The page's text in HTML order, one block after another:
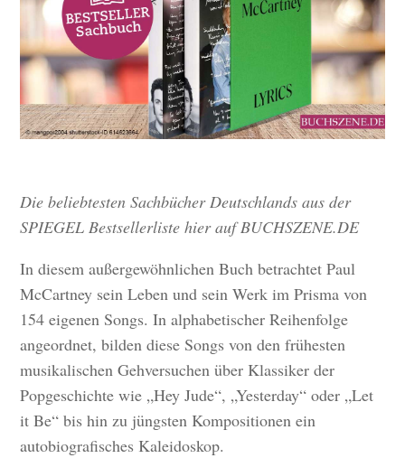
Die beliebtesten Sachbücher Deutschlands aus der
SPIEGEL Bestsellerliste hier auf BUCHSZENE.DE
In diesem außergewöhnlichen Buch betrachtet Paul
McCartney sein Leben und sein Werk im Prisma von
154 eigenen Songs. In alphabetischer Reihenfolge
angeordnet, bilden diese Songs von den frühesten
musikalischen Gehversuchen über Klassiker der
Popgeschichte wie „Hey Jude“, „Yesterday“ oder „Let
it Be“ bis hin zu jüngsten Kompositionen ein
autobiografisches Kaleidoskop.